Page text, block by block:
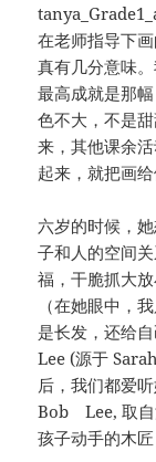
在老师指导下
真有几分意味
最高成就是那
色不大，不是
来，其他课余
起来，就把画给
六岁的时候，
子和人的空间
福，干脆抓大
（在她眼中，
是长发，还给
Lee (源于
后，我们都爱
Bob Lee, 取自
孩子动手的木匠